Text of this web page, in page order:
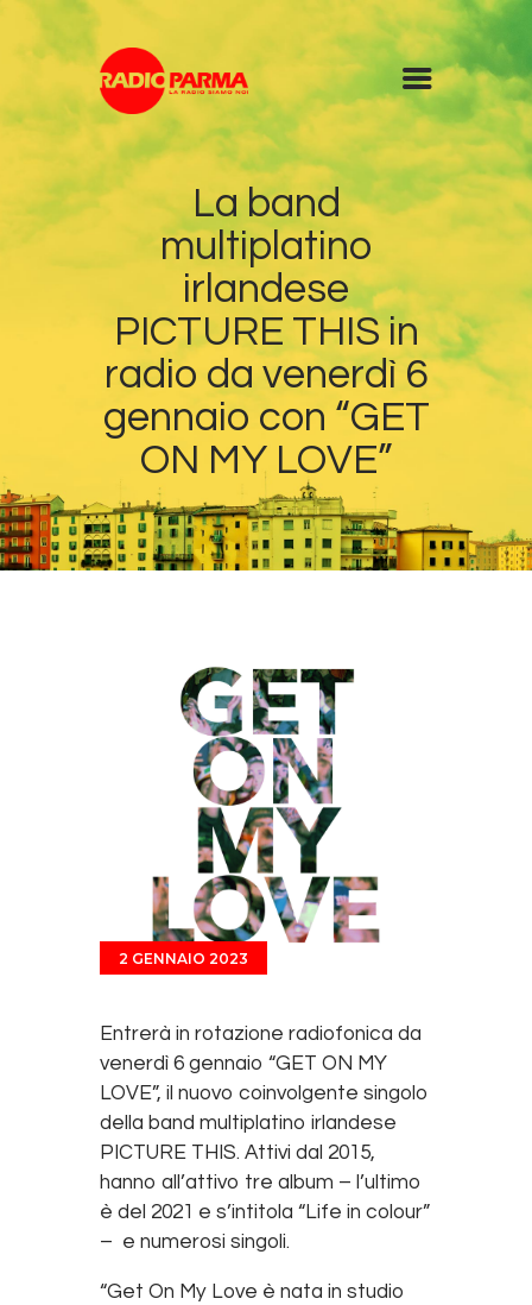
La band
multiplatino
irlandese
PICTURE THIS in
radio da venerdì 6
gennaio con “GET
ON MY LOVE”
Home
Radio
Diretta
Programmi
Podcast
2 GENNAIO 2023
Entrerà in rotazione radiofonica da
venerdì 6 gennaio “GET ON MY
LOVE”, il nuovo coinvolgente singolo
della band multiplatino irlandese
PICTURE THIS. Attivi dal 2015,
hanno all’attivo tre album – l’ultimo
è del 2021 e s’intitola “Life in colour”
– e numerosi singoli.
“Get On My Love è nata in studio